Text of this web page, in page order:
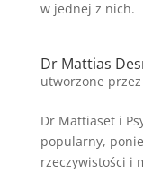
w jednej z nich.
Dr Mattias
utworzone przez
Dr Mattiaset i
popularny,
rzeczywistości i